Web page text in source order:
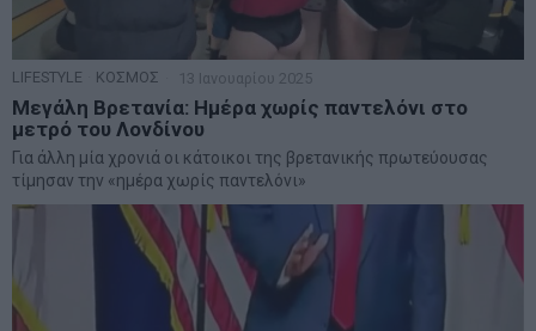
LIFESTYLE ΚΟΣΜΟΣ 13 Ιανουαρίου 2025
Μεγάλη Βρετανία: Ημέρα χωρίς παντελόνι στο
μετρό του Λονδίνου
Για άλλη μία χρονιά οι κάτοικοι της βρετανικής πρωτεύουσας
τίμησαν την «ημέρα χωρίς παντελόνι»